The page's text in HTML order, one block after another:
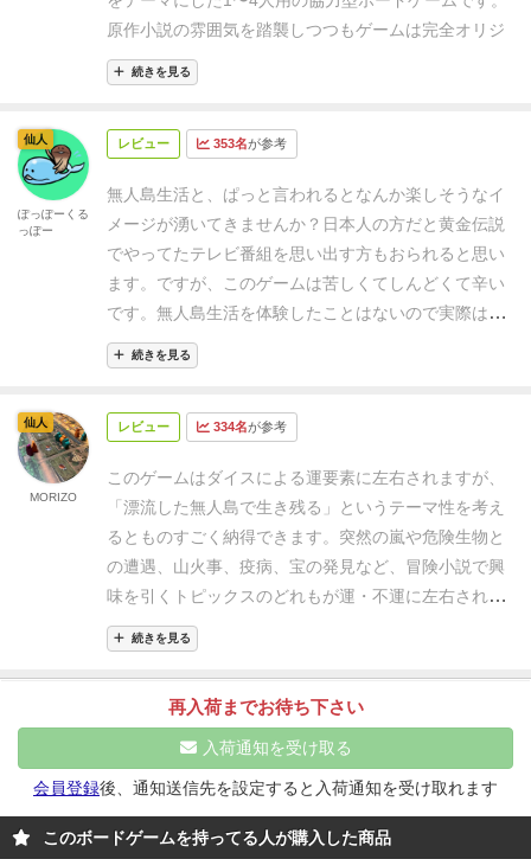
な効果をもたらすカードの場合は、可能な限り元に戻
さなければならない（戻らなくてもプレイヤーへの悪
影響はない）。
を配置する。２個のアクションコマを配置した時は自
動的に成功。１個の場合は、灰色のアクションダイズ
全て振って判定をする。各資源から収集できるのはラ
ウンド中に１回のみである。また、「抜け道」の効果
によって資源を産み出している場合も収集できない。
獲得した資源は、「将来の資源置き場」に置く。e)探
索： 探索済みの島タイルに隣接している島マスを探索
する場合、２個のアクションコマを配置した時は自動
て振って判定をする。また、キャンプに隣接していな
あるタイルの枚数だけ余分にアクションコマが必要。
探索が成功したら、島タイルの山から１枚引いて、探
索したマスに配置する。その後、以下の手順を順番に
実行する。・公開された島タイルにある地形マークと
同じマークが描かれている発明カードの地形マークの
上に、黒マーカーを置いていく。
イコンがあった場合は、シナリオ固有の効果を発動さ
・島タイルに描かれてある「発見トークン」の
数だけ、「発見トークン」の山からトークンを引い
アクションコマ１個ごとに、キャラクターは「意思ト
ぎましたね・・・ 5食人島 カニバリズムの種族の住ん
でいる島にうっかり入り込み、うっかり村を焼きつ
つ、町を強襲して根絶やしにするという。どっちが正
リギリでした。村を5か所見つけて島タイルの右上に
ある町を滅ぼしたら勝利なるのですが、最後の最後ま
で5つ目の村が見つからずにクリア条件の「村を5か所
発見してから町をつぶす」という条件に入れなかった
ので、村を発見→町を壊滅という流れでなんとかなり
ました。6ロビンソン一家 漂流した一家が「どうせ救
助こないから定住しようぜぇ」って決めつけたので生
加の発明カードを全部作らないといけないし、子供を
という・・・アグリコラならワーカーが増えるんだけ
も失敗しましたねぇ、手数が足りないからアイテム制
作を負傷しながら作り続けて死亡したり
アイテム制作
のイベントカードで発明カードを失うと書かれていて
「あれ、これ減らしたら楽になるんじゃね？」とおも
ってルール確認したら「失った発明カードは取り戻し
てでも全部完成しないといけません」と書かれていた
難易度はたかかったです・・・
ばいいのに特撮じゃない、リアルのキングコングを捕
獲するドキュメント番組をとるためにわざわざやって
合わせられるシナリオです。イベントの度に亡くなっ
ブル、ハプニングを楽しめる人という、限られた層に
なってしまいます。
い多様な展開、困難の先の達成感と、はまる人にはと
私はフレイバー重視なので大好きなゲームです。
あと6シナリオもあるのか・・と考えるとワクワクが
止まりません。
シャルな追加シナリオやプレイ感を変える拡張まであ
なっています。
す。
1人用もあり、これもしっかり遊べます。複数
人でやる場合は、次々と起こるアクシデントを解決す
る上で、単身では限界があり、チームとして、今どう
も考える必要があります。リスクも覚悟の上で、解決
しようとダイスを振る時もあります。これが非常に面
白いです。各プレーヤーの役職が皆違うので、得意な
アクションが皆異なり、状況判断がさまざまになりま
す。仲間や、自分の得意な能力がうまく機能して、キ
ャンプが充実してくれば、「いけるかもしれない。」
という淡い期待を持ったりします。しかし、序盤から
度重なる猛威に翻弄され、あえなく崩れ去るときもあ
ります。大航海時代のロマンである、海賊の宝な
ームで用意されています。お宝探検もシナリオによっ
ラップなのか、お宝なのか、ワクワクします。 探索
アクションでは、島の探検ができます。次第に明らか
になるマップもワクワクします。また、探検家であれ
ば、特殊能力で探索結果を操作する事も可能(島タイル
を選べる)です。他にも、3種類の役職がありますが、
どれも個性的で面白いです。
て、無人島生活を乗り越える工夫があります。発明に
も、キャラクター別の個別性が出ています。最後に
ルールブックですが、非常に丁寧に書かれていると感
じました。インストまでは時間を要しましたが、ルー
ルブックのおかげで、支障なくプレイできるようにな
りました。私は初見から、3〜4回はテストプレイ状態
原作小説の雰囲気を踏襲しつつもゲームは完全オリジ
ナルのシナリオ形式で進行し、プレイヤーごとに異な
る役割とスキルを活かして、食料を確保したり、シェ
います。毎ターン訪れる試練がプレイヤーに連携と決
トには7つのシナリオが用意されており、それぞれに
異なる目的と特別ルールが設定されています。例え
ば、
漂流者たち：火を灯し、救助を待つシンプルなシナリ
オ
呪われた神殿：島の奥地にある神殿の謎を解く探検型
キングコングの島：凶暴な巨大生物から逃げながら撮
これらは単なる目標設定にとどまらずゲーム中のイベ
ントや使用するコンポーネントまで変化するため、実
質的に「別ゲーム」と感じられるほどに違う体験を提
供してくれます。 協力プレイならではのドラマプレ
ムです。アクションを一人で実行するか、協力して確
実に進めるかを判断しながら仲間との連携を取りつつ
生き延びなければなりません。例えば探索と道具作成
を同時に行いたい場合、役割分担やリスク分散の話し
合いが必要になります。また、「体力が減った仲間を
助けるか、それとも薪を優先するか」などジレンマを
生む場面も多く、まるで実際のサバイバルのような臨
続きを見る
レビュー 353名が参考
無人島生活と、ぱっと言われるとなんか楽しそうなイ
メージが湧いてきませんか？日本人の方だと黄金伝説
でやってたテレビ番組を思い出す方もおられると思い
ます。 ですが、このゲームは苦しくてしんどくて辛い
です。無人島生活を体験したことはないので実際はど
う感じるかは分からないのですが・・・。
力タイプのゲームであり、ソロプレイから４人でプレ
同じく、限られたリソース（プレイヤーキャラの体
がこのゲームの目的となります。プレイの流れとして
は、イベントカードを捲る（ほとんどがほっておくと
悪いことが起こる。）プレイヤーごとに２アクション
を持っており、イベントカードの対処、探索、採取、
作成のアクションに振り分け、処理をしていきます。
探索、採取、作成のアクションについては２アクショ
けだと、ダイスを振って失敗やダメージ、イベントカ
ードの発動などが起こります。（イベントカードはだ
いたい悪いことばかり）なので、基本的には２アクシ
ョン使ってやりたいのですが・・・。このゲームの苦
しいところなのですが、２アクション使って確実に成
功をやってたらまずクリアは不可能になっています。
続きを見る
仙人
ぽっぽーくる
っぽー
レビュー 334名が参考
このゲームはダイスによる運要素に左右されますが、
「漂流した無人島で生き残る」というテーマ性を考え
るとものすごく納得できます。突然の嵐や危険生物と
の遭遇、山火事、疫病、宝の発見など、冒険小説で興
味を引くトピックスのどれもが運・不運に左右される
からです。こうした運要素にさらされながらも、みん
なで目的を持って協力しながら計画的・戦略的にゲー
ムを進めていくのは、無人島生活の擬似体験ともいえ
難点としては、ルールの複雑さでしょうか。エ
リア開拓、資源獲得、アイテムの作成、狩猟といった
アクションの全てが別建てのルールで展開します。そ
れに加えて、天災などの不可抗力のイベントが別途発
生します。必然的に覚える必要のあるルールが膨れ上
続きを見る
仙人
MORIZO
再入荷までお待ち下さい
入荷通知を受け取る
会員登録後、通知送信先を設定すると入荷通知を受け取れます
このボードゲームを持ってる人が購入した商品